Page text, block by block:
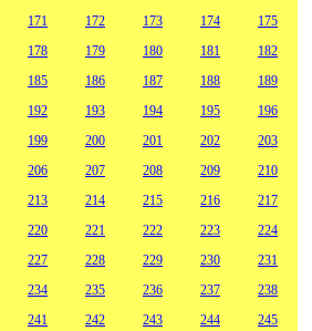
171 172 173 174
175
178 179 180 181
182
185 186 187 188
189
192 193 194 195
196
199 200 201 202
203
206 207 208 209
210
213 214 215 216
217
220 221 222 223
224
227 228 229 230
231
234 235 236 237
238
241 242 243 244
245